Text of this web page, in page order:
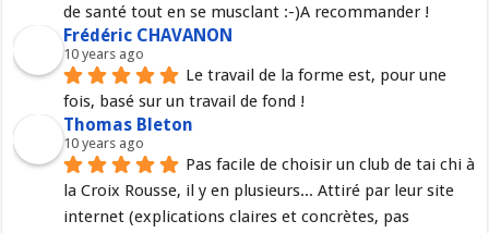
de santé tout en se musclant :-)A recommander !
Frédéric CHAVANON
10 years ago
Le travail de la forme est, pour une
fois, basé sur un travail de fond !
Thomas Bleton
10 years ago
Pas facile de choisir un club de tai chi à
la Croix Rousse, il y en plusieurs... Attiré par leur site
internet (explications claires et concrètes, pas